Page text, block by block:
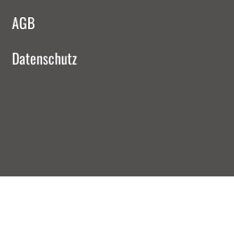
AGB
Datenschutz